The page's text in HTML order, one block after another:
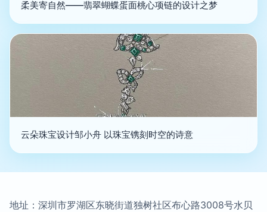
柔美寄自然——翡翠蝴蝶蛋面桃心项链的设计之梦
云朵珠宝设计邹小舟 以珠宝镌刻时空的诗意
地址：深圳市罗湖区东晓街道独树社区布心路3008号水贝